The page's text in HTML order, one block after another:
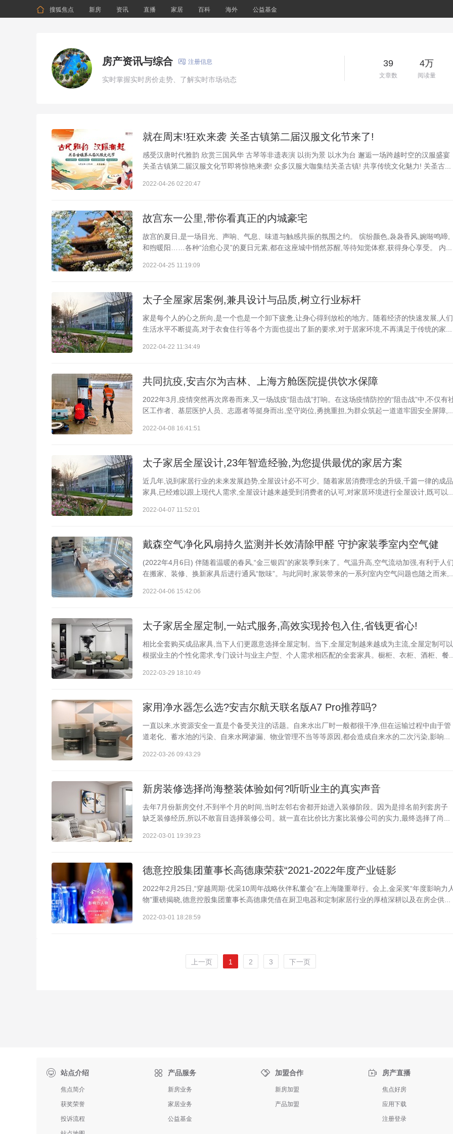
 搜狐焦点 新房 资讯 直播 家居 百科 海外 公益基金
房产资讯与综合  注册信息
实时掌握实时房价走势、了解实时市场动态
39
文章数
4万
阅读量
就在周末!狂欢来袭 关圣古镇第二届汉服文化节来了!
感受汉唐时代雅韵 欣赏三国风华 古琴等非遗表演 以街为景 以水为台 邂逅一场跨越时空的汉服盛宴
关圣古镇第二届汉服文化节即将惊艳来袭! 众多汉服大咖集结关圣古镇! 共享传统文化魅力! 关圣古...
2022-04-26 02:20:47
故宫东一公里,带你看真正的内城豪宅
故宫的夏日,是一场目光、声响、气息、味道与触感共振的氛围之约。 缤纷颜色,袅袅香风,婉啭鸣啼,
和煦暖阳……各种“治愈心灵”的夏日元素,都在这座城中悄然苏醒,等待知觉体察,获得身心享受。 内...
2022-04-25 11:19:09
太子全屋家居案例,兼具设计与品质,树立行业标杆
家是每个人的心之所向,是一个也是一个卸下疲惫,让身心得到放松的地方。随着经济的快速发展,人们
生活水平不断提高,对于衣食住行等各个方面也提出了新的要求,对于居家环境,不再满足于传统的家...
2022-04-22 11:34:49
共同抗疫,安吉尔为吉林、上海方舱医院提供饮水保障
2022年3月,疫情突然再次席卷而来,又一场战疫“阻击战”打响。在这场疫情防控的“阻击战”中,不仅有
区工作者、基层医护人员、志愿者等挺身而出,坚守岗位,勇挑重担,为群众筑起一道道牢固安全屏障
2022-04-08 16:41:51
太子家居全屋设计,23年智造经验,为您提供最优的家居方案
近几年,说到家居行业的未来发展趋势,全屋设计必不可少。随着家居消费理念的升级,千篇一律的成品
家具,已经难以跟上现代人需求,全屋设计越来越受到消费者的认可,对家居环境进行全屋设计,既可以
2022-04-07 11:52:01
戴森空气净化风扇持久监测并长效清除甲醛 守护家装季室内空气健
(2022年4月6日) 伴随着温暖的春风,“金三银四”的家装季到来了。气温升高,空气流动加强,有利于人
在搬家、装修、换新家具后进行通风“散味”。与此同时,家装带来的一系列室内空气问题也随之而来
2022-04-06 15:42:06
太子家居全屋定制,一站式服务,高效实现拎包入住,省钱更省心!
相比全套购买成品家具,当下人们更愿意选择全屋定制。当下,全屋定制越来越成为主流,全屋定制可以
根据业主的个性化需求,专门设计与业主户型、个人需求相匹配的全套家具。橱柜、衣柜、酒柜、餐
2022-03-29 18:10:49
家用净水器怎么选?安吉尔航天联名版A7 Pro推荐吗?
一直以来,水资源安全一直是个备受关注的话题。自来水出厂时一般都很干净,但在运输过程中由于管
道老化、蓄水池的污染、自来水网渗漏、物业管理不当等等原因,都会造成自来水的二次污染,影响...
2022-03-26 09:43:29
新房装修选择尚海整装体验如何?听听业主的真实声音
去年7月份新房交付,不到半个月的时间,当时左邻右舍都开始进入装修阶段。因为是排名前列套房子
缺乏装修经历,所以不敢盲目选择装修公司。就一直在比价比方案比装修公司的实力,最终选择了尚...
2022-03-01 19:39:23
德意控股集团董事长高德康荣获“2021-2022年度产业链影
2022年2月25日,“穿越周期·优采10周年战略伙伴私董会”在上海隆重举行。会上,金采奖“年度影响力
物”重磅揭晓,德意控股集团董事长高德康凭借在厨卫电器和定制家居行业的厚植深耕以及在房企供...
2022-03-01 18:28:59
上一页 1 2 3 下一页
站点介绍
焦点简介
获奖荣誉
投诉流程
 产品服务
新房业务
家居业务
公益基金
 加盟合作
新房加盟
产品加盟
 房产直播
焦点好房
应用下载
注册登录